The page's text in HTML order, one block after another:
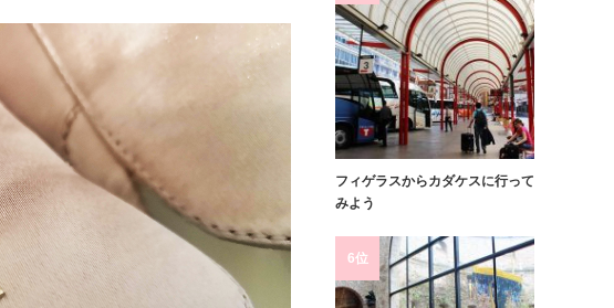
フィゲラスからカダケスに行って
みよう
6位